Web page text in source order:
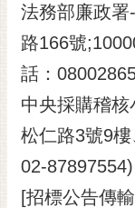
法務部廉政
路166號
話：
中央採購稽
松仁路3號9樓
02-87897554)
[招標公告傳